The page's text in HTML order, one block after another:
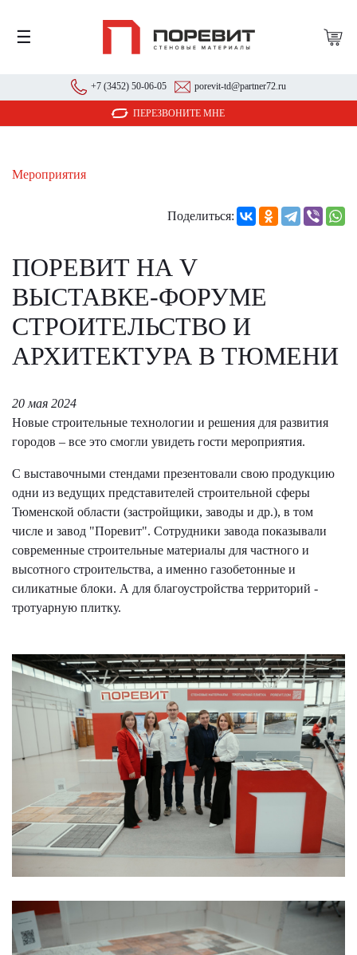
☰
+7 (3452) 50-06-05 porevit-td@partner72.ru
ПЕРЕЗВОНИТЕ МНЕ
Мероприятия
Поделиться:
ПОРЕВИТ НА V
ВЫСТАВКЕ-ФОРУМЕ
СТРОИТЕЛЬСТВО И
АРХИТЕКТУРА В ТЮМЕНИ
20 мая 2024
Новые строительные технологии и решения для развития
городов – все это смогли увидеть гости мероприятия.
С выставочными стендами презентовали свою продукцию
одни из ведущих представителей строительной сферы
Тюменской области (застройщики, заводы и др.), в том
числе и завод "Поревит". Сотрудники завода показывали
современные строительные материалы для частного и
высотного строительства, а именно газобетонные и
силикатные блоки. А для благоустройства территорий -
тротуарную плитку.